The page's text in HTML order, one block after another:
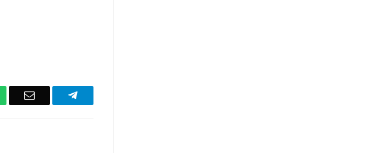
Email Telegram